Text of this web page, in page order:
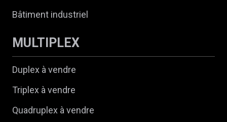
Bâtiment industriel
MULTIPLEX
Duplex à vendre
Triplex à vendre
Quadruplex à vendre